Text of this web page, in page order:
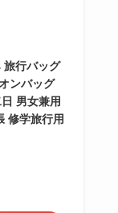
行バッグ
ンバッグ
男女兼用
修学旅行用